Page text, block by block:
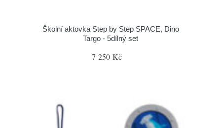
Školní aktovka Step by Step SPACE, Dino
Targo - 5dílný set
7 250 Kč